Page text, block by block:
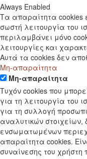
Always Enabled
Τα απαραίτητα cookies
σωστή λειτουργία του
περιλαμβάνει μόνο
λειτουργίες και
Αυτά τα cookies δεν
Μη-απαραίτητα
Μη-απαραίτητα
Τυχόν cookies που
για τη λειτουργία του
για τη συλλογή
αναλυτικών
ενσωματωμένων
απαραίτητα cookies.
συναίνεσης του